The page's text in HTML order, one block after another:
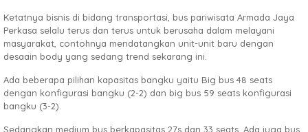
Ketatnya bisnis di bidang transportasi, bus pariwisata Armada Jaya
Perkasa selalu terus dan terus untuk berusaha dalam melayani
masyarakat, contohnya mendatangkan unit-unit baru dengan
desaain body yang sedang trend sekarang ini.
Ada beberapa pilihan kapasitas bangku yaitu Big bus 48 seats
dengan konfigurasi bangku (2-2) dan big bus 59 seats konfigurasi
bangku (3-2).
Sedangkan medium bus berkapasitas 27s dan 33 seats. Ada juga bus